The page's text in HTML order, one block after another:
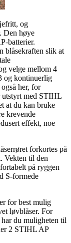
og
Den høye
batterier.
blåsekraften slik at
velge mellom 4
og kontinuerlig
her, for
utstyrt med STIHL
at du kan bruke
krevende
effekt, noe
forkortes på
Vekten til den
på ryggen
S-formede
for best mulig
løvblåser. For
du muligheten til
2 STIHL AP